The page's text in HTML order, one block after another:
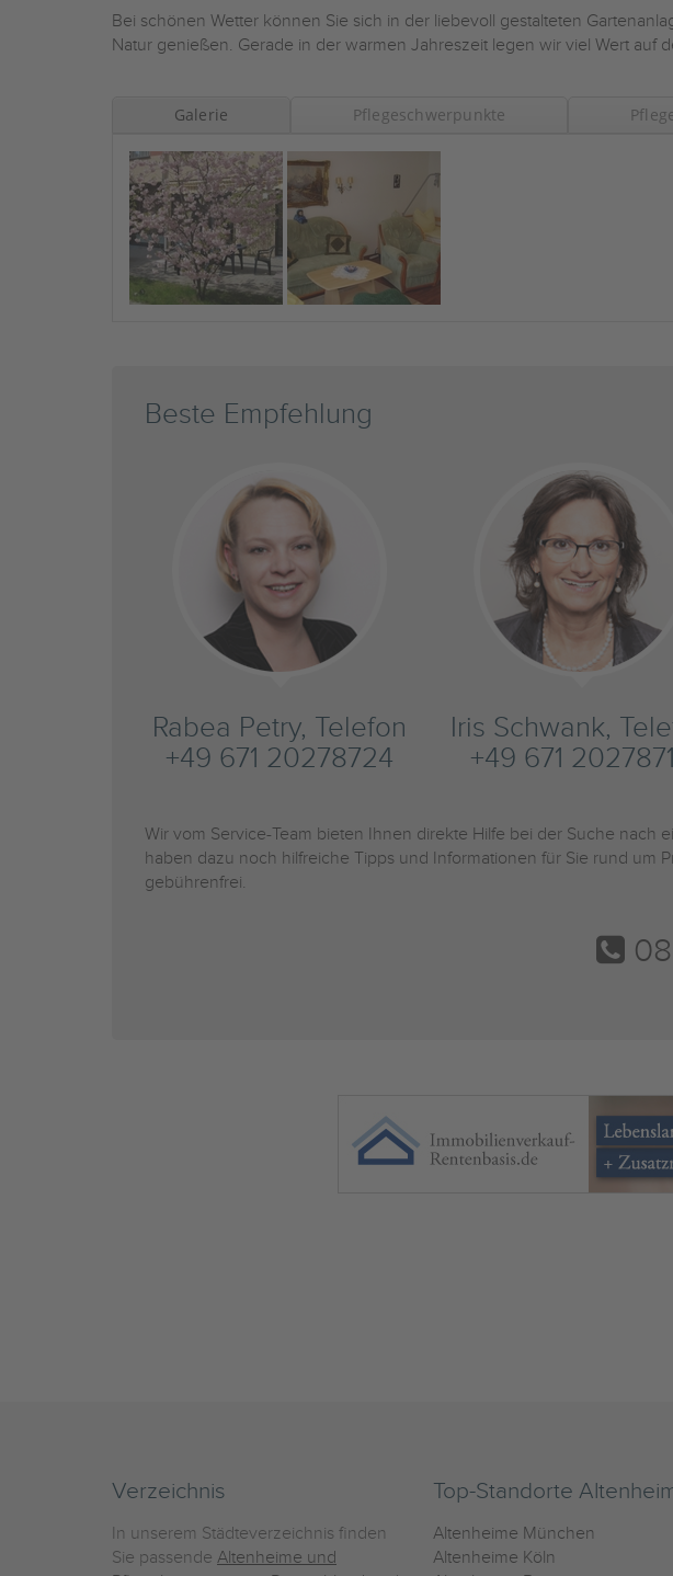
Bei schönen Wetter können Sie sich in der liebevoll gestalteten
Natur genießen. Gerade in der warmen Jahreszeit legen wir viel Wert auf
Galerie Pflegeschwerpunkte
Beste Empfehlung
Rabea Petry, Telefon
+49 671 20278724
Iris Schwank,
+49 671
Wir vom Service-Team bieten Ihnen direkte Hilfe bei der Suche nach
haben dazu noch hilfreiche Tipps und Informationen für Sie rund um
gebührenfrei.
Verzeichnis
In unserem Städteverzeichnis finden
Sie passende Altenheime und
Top-Standorte
Altenheime München
Altenheime Köln